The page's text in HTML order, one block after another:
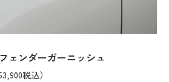
ェンダーガーニッシュ
税込）